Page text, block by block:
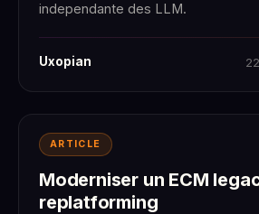
independante des LLM.
Uxopian
ARTICLE
Moderniser un ECM
replatforming